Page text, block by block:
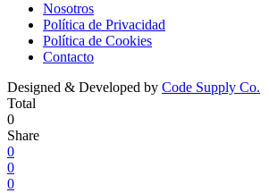
Nosotros
Política de Privacidad
Política de Cookies
Contacto
Designed & Developed by Code Supply Co.
Total
0
Share
0
0
0